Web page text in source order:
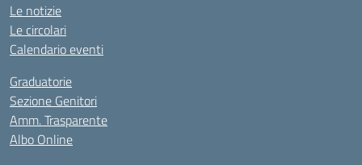
Le notizie
Le circolari
Calendario eventi
Graduatorie
Sezione Genitori
Amm. Trasparente
Albo Online